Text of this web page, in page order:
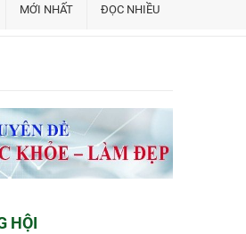
MỚI NHẤT ĐỌC NHIỀU
HỘI